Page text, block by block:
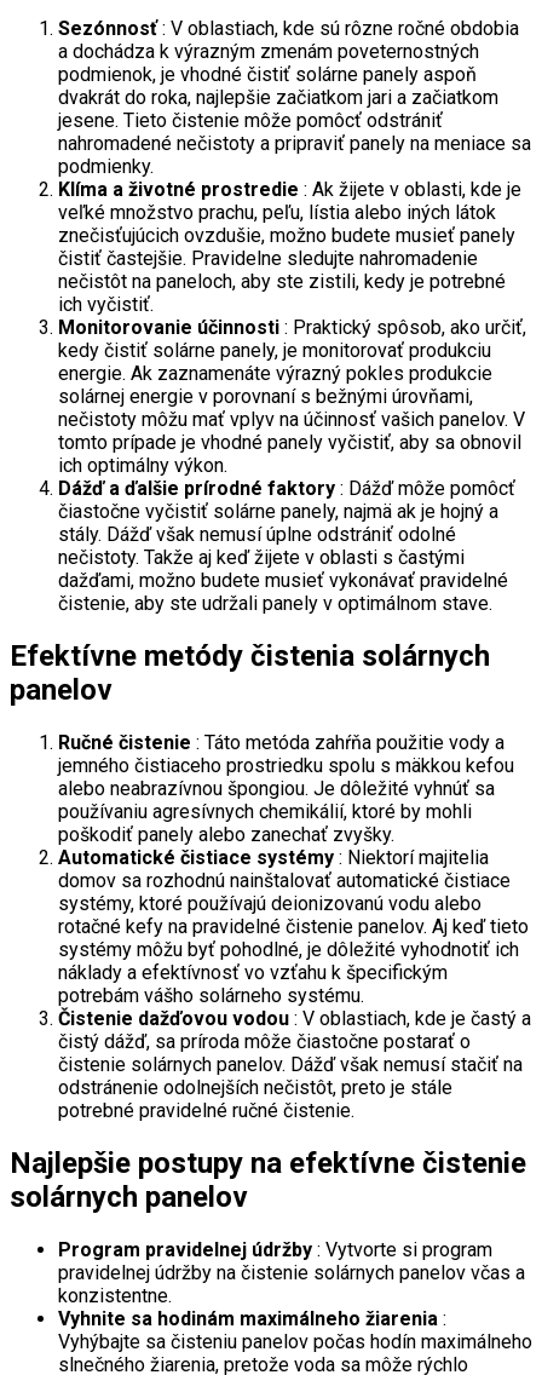
Sezónnosť: V oblastiach, kde sú rôzne ročné obdobia
a dochádza k výrazným zmenám poveternostných
podmienok, je vhodné čistiť solárne panely aspoň
dvakrát do roka, najlepšie začiatkom jari a začiatkom
jesene. Tieto čistenie môže pomôcť odstrániť
nahromadené nečistoty a pripraviť panely na meniace sa
podmienky.
Klíma a životné prostredie : Ak žijete v oblasti, kde je
veľké množstvo prachu, peľu, lístia alebo iných látok
znečisťujúcich ovzdušie, možno budete musieť panely
čistiť častejšie. Pravidelne sledujte nahromadenie
nečistôt na paneloch, aby ste zistili, kedy je potrebné
ich vyčistiť.
Monitorovanie účinnosti : Praktický spôsob, ako určiť,
kedy čistiť solárne panely, je monitorovať produkciu
energie. Ak zaznamenáte výrazný pokles produkcie
solárnej energie v porovnaní s bežnými úrovňami,
nečistoty môžu mať vplyv na účinnosť vašich panelov. V
tomto prípade je vhodné panely vyčistiť, aby sa obnovil
ich optimálny výkon.
Dážď a ďalšie prírodné faktory : Dážď môže pomôcť
čiastočne vyčistiť solárne panely, najmä ak je hojný a
stály. Dážď však nemusí úplne odstrániť odolné
nečistoty. Takže aj keď žijete v oblasti s častými
dažďami, možno budete musieť vykonávať pravidelné
čistenie, aby ste udržali panely v optimálnom stave.
Efektívne metódy čistenia solárnych
panelov
Ručné čistenie : Táto metóda zahŕňa použitie vody a
jemného čistiaceho prostriedku spolu s mäkkou kefou
alebo neabrazívnou špongiou. Je dôležité vyhnúť sa
používaniu agresívnych chemikálií, ktoré by mohli
poškodiť panely alebo zanechať zvyšky.
Automatické čistiace systémy : Niektorí majitelia
domov sa rozhodnú nainštalovať automatické čistiace
systémy, ktoré používajú deionizovanú vodu alebo
rotačné kefy na pravidelné čistenie panelov. Aj keď tieto
systémy môžu byť pohodlné, je dôležité vyhodnotiť ich
náklady a efektívnosť vo vzťahu k špecifickým
potrebám vášho solárneho systému.
Čistenie dažďovou vodou : V oblastiach, kde je častý a
čistý dážď, sa príroda môže čiastočne postarať o
čistenie solárnych panelov. Dážď však nemusí stačiť na
odstránenie odolnejších nečistôt, preto je stále
potrebné pravidelné ručné čistenie.
Najlepšie postupy na efektívne čistenie
solárnych panelov
Program pravidelnej údržby : Vytvorte si program
pravidelnej údržby na čistenie solárnych panelov včas a
konzistentne.
Vyhnite sa hodinám maximálneho žiarenia :
Vyhýbajte sa čisteniu panelov počas hodín maximálneho
slnečného žiarenia, pretože voda sa môže rýchlo